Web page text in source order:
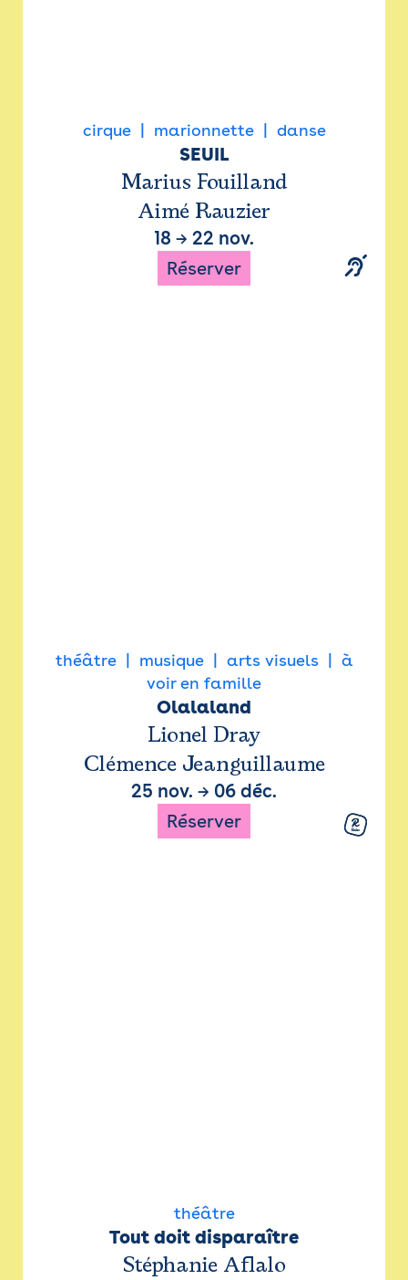
cirque marionnette danse
SEUIL
Marius Fouilland
Aimé Rauzier
18 → 22 nov.
Réserver
théâtre musique arts visuels
à
voir en famille
Olalaland
Lionel Dray
Clémence Jeanguillaume
25 nov. → 06 déc.
Réserver
théâtre
Tout doit disparaître
Stéphanie Aflalo